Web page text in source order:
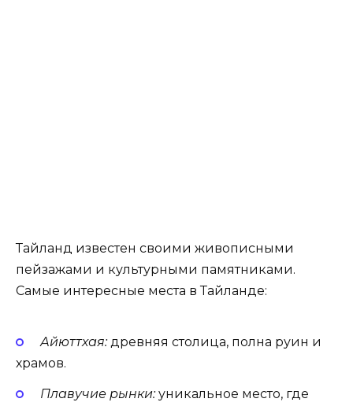
Тайланд известен своими живописными
пейзажами и культурными памятниками.
Самые интересные места в Тайланде:
Айюттхая:древняя столица, полна руин и
храмов.
Плавучие рынки:уникальное место, где